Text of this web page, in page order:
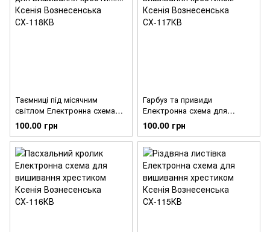
Таємниці під місячним
світлом Електронна схема
для вишивання хрестиком
Ксенія Вознесенська
СХ-118КВ
100.00 грн
Гарбуз та привиди
Електронна схема для
вишивання хрестиком Ксенія
Вознесенська СХ-117КВ
100.00 грн